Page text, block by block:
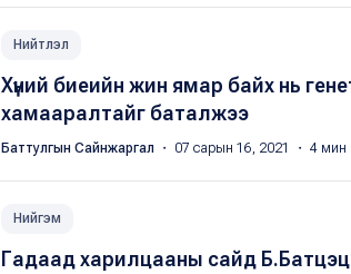
Нийтлэл
Хүний биеийн жин ямар байх нь
хамааралтайг баталжээ
Баттулгын Сайнжаргал ・ 07 сарын 16, 2021 ・ 4 мин
Нийгэм
Гадаад харилцааны сайд